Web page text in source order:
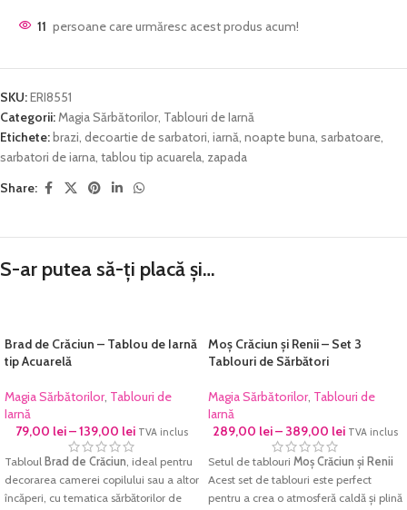
11 persoane care urmăresc acest produs acum!
SKU:ERI8551
Categorii: Magia Sărbătorilor, Tablouri de Iarnă
Etichete:brazi decoartie de sarbatori iarnă noapte buna sarbatoare
sarbatori de iarna tablou tip acuarela zapada
Share:
S-ar putea să-ți placă și…
Brad de Crăciun – Tablou de Iarnă
tip Acuarelă
Magia Sărbătorilor, Tablouri de
Iarnă
79,00 lei–139,00 lei TVA inclus
Tabloul Brad de Crăciun , ideal pentru
decorarea camerei copilului sau a altor
încăperi, cu tematica sărbătorilor de
Moș Crăciun și Renii – Set 3
Tablouri de Sărbători
Magia Sărbătorilor, Tablouri de
Iarnă
289,00 lei– 389,00 lei TVA inclus
Setul de tablouri Moș Crăciun și Renii
Acest set de tablouri este perfect
pentru a crea o atmosferă caldă și plină